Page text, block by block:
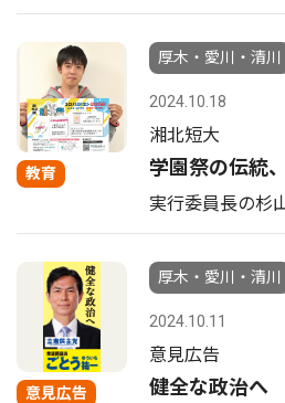
教育
厚木・愛川・清川
2024.10.18
湘北短大
学園祭の伝統
実行委員長の杉
意見広告
厚木・愛川・清川
2024.10.11
意見広告
健全な政治へ